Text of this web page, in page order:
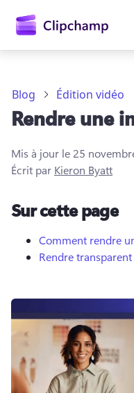
principal
Se connecter
Essayez
Blog Édition vidéo
Rendre une
Mis à jour le 25
Écrit par Kieron Byatt
Sur cette page
Comment rendre
Rendre